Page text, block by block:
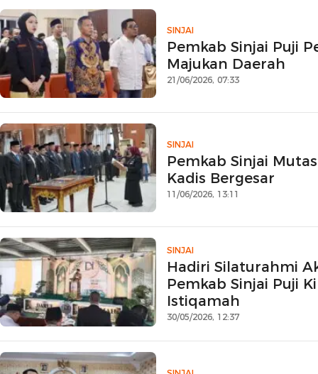
SINJAI
Pemkab Sinjai Puji
Majukan Daerah
21/06/2026, 07:33
SINJAI
Pemkab Sinjai
Kadis Bergesar
11/06/2026, 13:11
SINJAI
Hadiri Silaturahmi
Pemkab Sinjai Puji
Istiqamah
30/05/2026, 12:37